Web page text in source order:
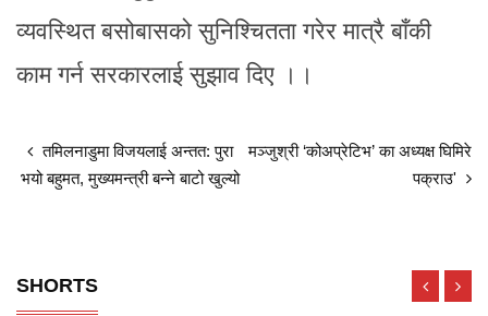
व्यवस्थित बसोबासको सुनिश्चितता गरेर मात्रै बाँकी
काम गर्न सरकारलाई सुझाव दिए ।।
तमिलनाडुमा विजयलाई अन्तत: पुरा
भयो बहुमत, मुख्यमन्त्री बन्ने बाटो खुल्यो
मञ्जुश्री ‘कोअप्रेटिभ’ का अध्यक्ष घिमिरे
पक्राउ'
SHORTS